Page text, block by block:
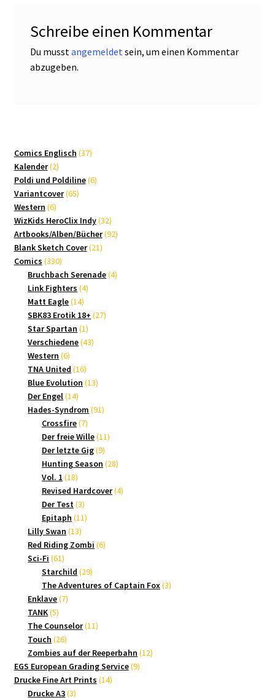
Schreibe einen Kommentar
Du musst angemeldet sein, um einen Kommentar
abzugeben.
Comics Englisch 3737
Kalender 22
Produkte
Poldi und Poldiline 66
Variantcover 6565
Western 66
Produkte
WizKids HeroClix Indy 3232
Produkte
Artbooks/Alben/Bücher 9292
Blank Sketch Cover 2121
Comics 330330
Produkte
Bruchbach Serenade 44
Link Fighters 44
Matt Eagle 1414
Produkte
SBK83 Erotik 18+ 2727
Star Spartan 11
Produkt
Verschiedene 4343
Western 66
Produkte
TNA United 1616
Produkte
Blue Evolution 1313
Der Engel 1414
Produkte
Hades-Syndrom 9191
Crossfire 77
Produkte
Der freie Wille 1111
Der letzte Gig 99
Produkte
Hunting Season 2828
Vol. 1 1818
Produkte
Revised Hardcover 44
Der Test 33
Produkte
Epitaph 1111
Lilly Swan 1313
Produkte
Red Riding Zombi 66
Sci-Fi 6161
Produkte
Starchild 2929
Produkte
The Adventures of Captain Fox 33
Enklave 77
TANK 55
Produkte
The Counselor 1111
Touch 2626
Produkte
Zombies auf der Reeperbahn 1212
EGS European Grading Service 99
Drucke Fine Art Prints 1414
Drucke A3 33